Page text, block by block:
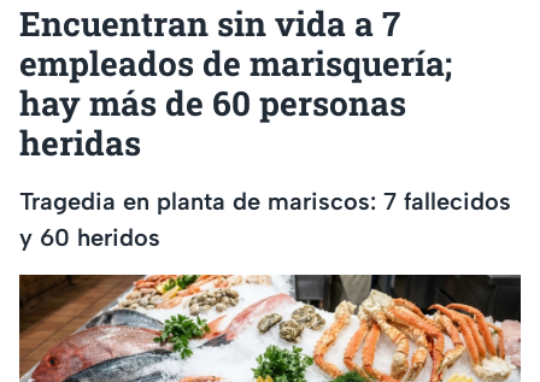
Encuentran sin vida a 7
empleados de marisquería;
hay más de 60 personas
heridas
Tragedia en planta de mariscos: 7 fallecidos
y 60 heridos